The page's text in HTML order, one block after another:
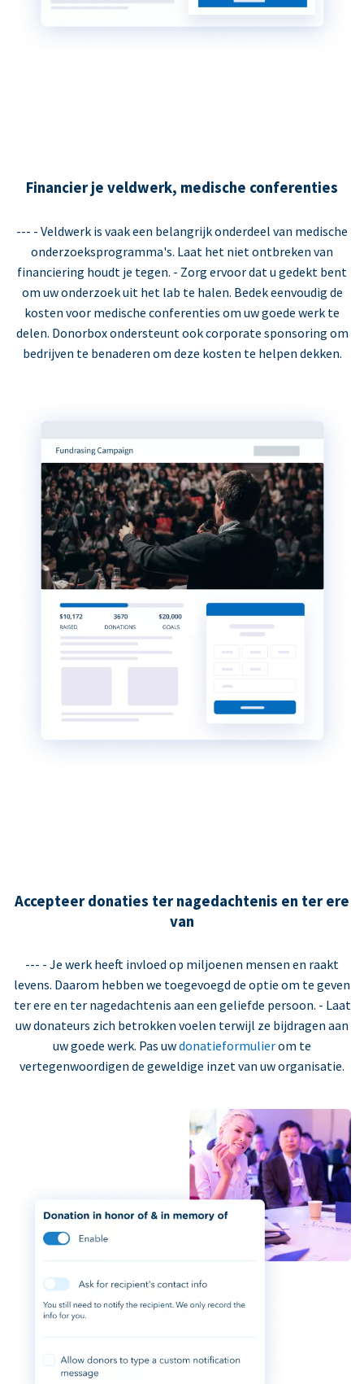
Financier je veldwerk, medische conferenties
--- - Veldwerk is vaak een belangrijk onderdeel van medische
onderzoeksprogramma's. Laat het niet ontbreken van
financiering houdt je tegen. - Zorg ervoor dat u gedekt bent
om uw onderzoek uit het lab te halen. Bedek eenvoudig de
kosten voor medische conferenties om uw goede werk te
delen. Donorbox ondersteunt ook corporate sponsoring om
bedrijven te benaderen om deze kosten te helpen dekken.
Accepteer donaties ter nagedachtenis en ter ere
van
--- - Je werk heeft invloed op miljoenen mensen en raakt
levens. Daarom hebben we toegevoegd de optie om te geven
ter ere en ter nagedachtenis aan een geliefde persoon. - Laat
uw donateurs zich betrokken voelen terwijl ze bijdragen aan
uw goede werk. Pas uwdonatieformulierom te
vertegenwoordigen de geweldige inzet van uw organisatie.